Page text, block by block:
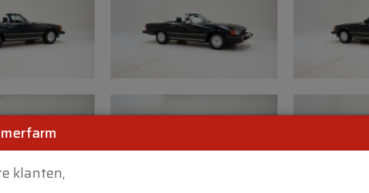
• Merk: Mercedes-
• Model: 560 SL
• Bouwjaar: 1988
• Datum eerste
• Motor: 5.547 cc V8
• Transmissie:
• Kilometerstand:
klanten,